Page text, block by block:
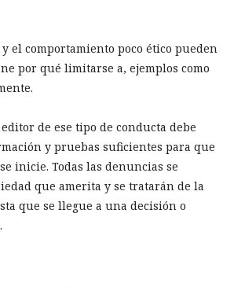
y el comportamiento poco ético pueden
por qué limitarse a, ejemplos como
de ese tipo de conducta debe
y pruebas suficientes para que
inicie. Todas las denuncias se
que amerita y se tratarán de la
que se llegue a una decisión o